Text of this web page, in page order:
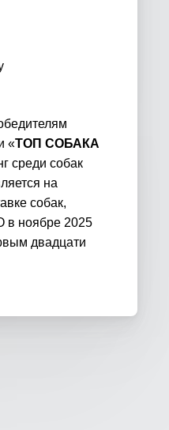
«ТОП СОБАКА
среди собак
на
собак,
ноябре 2025
двадцати